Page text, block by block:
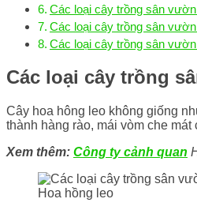
Các loại cây trồng sân
Các loại cây trồng sân
Các loại cây trồng sân
Các loại cây trồng
Cây hoa hông leo không giống
thành hàng rào, mái vòm che
Xem thêm: Công ty cảnh quan
Hoa hồng leo